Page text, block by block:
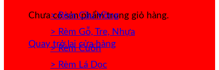
Chưa có sản phẩm trong giỏ hàng.
Quay trở lại cửa hàng
> Rèm Cầu Vồng
> Rèm Gỗ, Tre, Nhựa
> Rèm Cuốn
> Rèm Lá Dọc